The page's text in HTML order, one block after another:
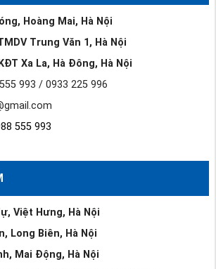
Hoàng Mai, Hà Nội
Trung Văn 1, Hà Nội
Xa La, Hà Đông, Hà Nội
993 / 0933 225 996
555 993
Việt Hưng, Hà Nội
Long Biên, Hà Nội
Mai Động, Hà Nội